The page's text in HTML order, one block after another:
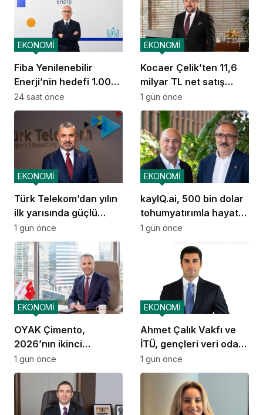
Fiba Yenilenebilir
Enerji’nin hedefi 1.000
MW
EKONOMİ
24 saat önce
Kocaer Çelik’ten 11,6
milyar TL net satış
geliri
EKONOMİ
1 gün önce
Türk Telekom’dan yılın
ilk yarısında güçlü
performans
EKONOMİ
1 gün önce
kayIQ.ai, 500 bin dolar
tohumyatırımla hayata
geçti
EKONOMİ
1 gün önce
OYAK Çimento,
2026’nın ikinci
çeyreğinde olumlu
performansını
EKONOMİ
1 gün önce
Ahmet Çalık Vakfı ve
İTÜ, gençleri veri odaklı
geleceğe hazırlıyor
EKONOMİ
1 gün önce